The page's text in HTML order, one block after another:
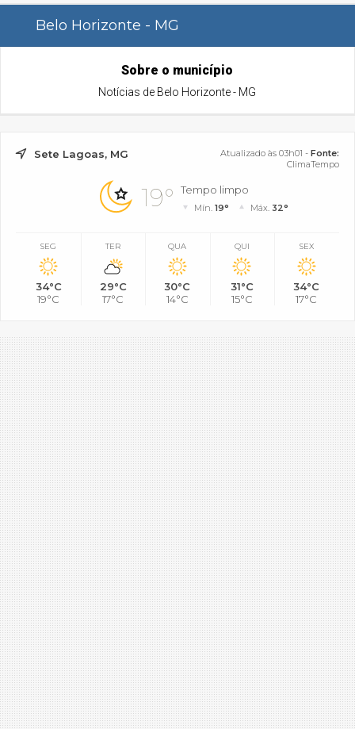
Belo Horizonte - MG
Sobre o município
Notícias de Belo Horizonte - MG
Sete Lagoas, MG Atualizado às 03h01 - Fonte:
ClimaTempo
19° Tempo limpo
Mín.19° Máx. 32°
SEG
34°C
19°C
TER
29°C
17°C
QUA
30°C
14°C
QUI
31°C
15°C
SEX
34°C
17°C